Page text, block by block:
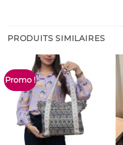
PRODUITS SIMILAIRES
Promo !